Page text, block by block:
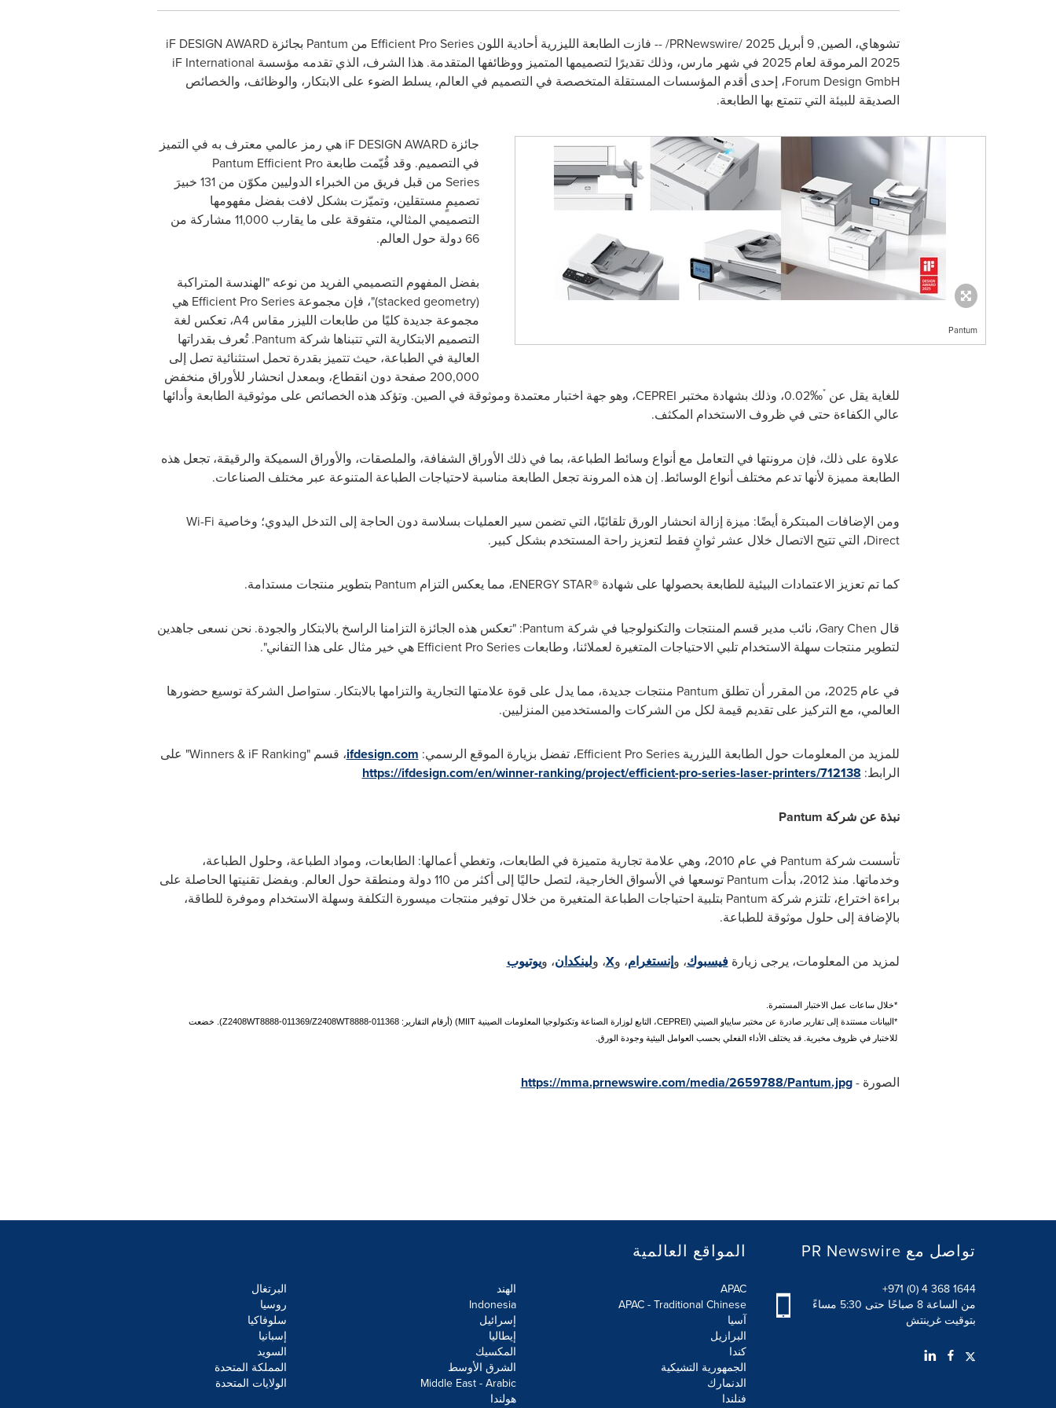
تشوهاي، الصين,9 أبريل 2025 /
PRNewswire/ -- فازت الطابعة الليزرية أحادية اللونEfficient Pro Series من Pantum بجائزةiF DESIGN AWARD
2025 المرموقة لعام 2025 في شهر مارس، وذلك تقديرًا لتصميمها المتميز ووظائفها المتقدمة. هذا الشرف، الذي تقدمه مؤسسة
iF International
Forum Design GmbH، إحدى أقدم المؤسسات المستقلة المتخصصة في التصميم في العالم، يسلط الضوء على الابتكار، والوظائف، والخصائص
الصديقة للبيئة التي تتمتع بها الطابعة.
Pantum
جائزةiF DESIGN AWARD هي رمز عالمي معترف به في التميز
في التصميم. وقد قُيّمت طابعةPantum Efficient Pro
Series
من قبل فريق من الخبراء الدوليين مكوّن من 131 خبيرَ
تصميمٍ مستقلين، وتميّزت بشكل لافت بفضل مفهومها
التصميمي المثالي، متفوقة على ما يقارب 11,000 مشاركة من
66 دولة حول العالم.
بفضل المفهوم التصميمي الفريد من نوعه "الهندسة المتراكبة
(
stacked geometry
)
"، فإن مجموعةEfficient Pro Series هي
مجموعة جديدة كليًا من طابعات الليزر مقاسA4، تعكس لغة
التصميم الابتكارية التي تتبناها شركة Pantum. تُعرف بقدراتها
العالية في الطباعة، حيث تتميز بقدرة تحمل استثنائية تصل إلى
200,000 صفحة دون انقطاع، وبمعدل انحشار للأوراق منخفض
للغاية يقل عن0.02‰* ، وذلك بشهادة مختبر CEPREI، وهو جهة اختبار معتمدة وموثوقة في الصين. وتؤكد هذه الخصائص على موثوقية الطابعة وأدائها
عالي الكفاءة حتى في ظروف الاستخدام المكثف.
علاوة على ذلك، فإن مرونتها في التعامل مع أنواع وسائط الطباعة، بما في ذلك الأوراق الشفافة، والملصقات، والأوراق السميكة والرقيقة، تجعل هذه
الطابعة مميزة لأنها تدعم مختلف أنواع الوسائط. إن هذه المرونة تجعل الطابعة مناسبة لاحتياجات الطباعة المتنوعة عبر مختلف الصناعات.
ومن الإضافات المبتكرة أيضًا: ميزة إزالة انحشار الورق تلقائيًا، التي تضمن سير العمليات بسلاسة دون الحاجة إلى التدخل اليدوي؛ وخاصية Wi-Fi
Direct، التي تتيح الاتصال خلال عشر ثوانٍ فقط لتعزيز راحة المستخدم بشكل كبير.
كما تم تعزيز الاعتمادات البيئية للطابعة بحصولها على شهادةENERGY STAR®، مما يعكس التزام Pantum بتطوير منتجات مستدامة.
قال Gary Chen، نائب مدير قسم المنتجات والتكنولوجيا في شركة Pantum: "تعكس هذه الجائزة التزامنا الراسخ بالابتكار والجودة. نحن نسعى جاهدين
لتطوير منتجات سهلة الاستخدام تلبي الاحتياجات المتغيرة لعملائنا، وطابعاتEfficient Pro Series هي خير مثال على هذا التفاني".
في عام 2025، من المقرر أن تطلق Pantum منتجات جديدة، مما يدل على قوة علامتها التجارية والتزامها بالابتكار. ستواصل الشركة توسيع حضورها
العالمي، مع التركيز على تقديم قيمة لكل من الشركات والمستخدمين المنزليين.
للمزيد من المعلومات حول الطابعة الليزريةEfficient Pro Series، تفضل بزيارة الموقع الرسمي: ifdesign.com، قسم "Winners & iF Ranking" على
الرابط: https://ifdesign.com/en/winner-ranking/project/efficient-pro-series-laser-printers/712138
نبذة عن شركة Pantum
تأسست شركة Pantum
في عام 2010، وهي علامة تجارية متميزة في الطابعات، وتغطي أعمالها: الطابعات، ومواد الطباعة، وحلول الطباعة،
وخدماتها. منذ 2012، بدأت
Pantum
توسعها في الأسواق الخارجية، لتصل حاليًا إلى أكثر من 110 دولة ومنطقة حول العالم. وبفضل تقنيتها الحاصلة على
براءة اختراع، تلتزم شركة Pantum بتلبية احتياجات الطباعة المتغيرة من خلال توفير منتجات ميسورة التكلفة وسهلة الاستخدام وموفرة للطاقة،
بالإضافة إلى حلول موثوقة للطباعة.
لمزيد من المعلومات، يرجى زيارةفيسبوك، وإنستغرام، وX، ولينكدان، ويوتيوب
*خلال ساعات عمل الاختبار المستمرة.
*البيانات مستندة إلى تقارير صادرة عن مختبر سايباو الصيني (CEPREI، التابع لوزارة الصناعة وتكنولوجيا المعلومات الصينية MIIT) (أرقام التقارير: Z2408WT8888-011369/Z2408WT8888-011368). خضعت
للاختبار في ظروف مخبرية. قد يختلف الأداء الفعلي بحسب العوامل البيئية وجودة الورق.
الصورة -https://mma.prnewswire.com/media/2659788/Pantum.jpg
PR Newswire تواصل مع
+971 (0) 4 368 1644
من الساعة 8 صباحًا حتى 5:30 مساءً
بتوقيت غرينتش
المواقع العالمية
APAC
APAC - Traditional Chinese
آسيا
البرازيل
كندا
الجمهورية التشيكية
الدنمارك
فنلندا
الهند
Indonesia
إسرائيل
إيطاليا
المكسيك
الشرق الأوسط
Middle East - Arabic
هولندا
البرتغال
روسيا
سلوفاكيا
إسبانيا
السويد
المملكة المتحدة
الولايات المتحدة